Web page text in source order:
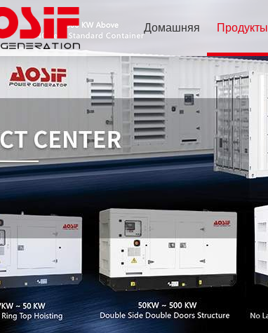
Домашняя
страница
Продукты